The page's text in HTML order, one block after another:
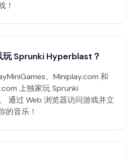
！
玩 Sprunki Hyperblast？
、Miniplay.com 和
上独家玩 Sprunki
通过 Web 浏览器访问游戏并立
的音乐！